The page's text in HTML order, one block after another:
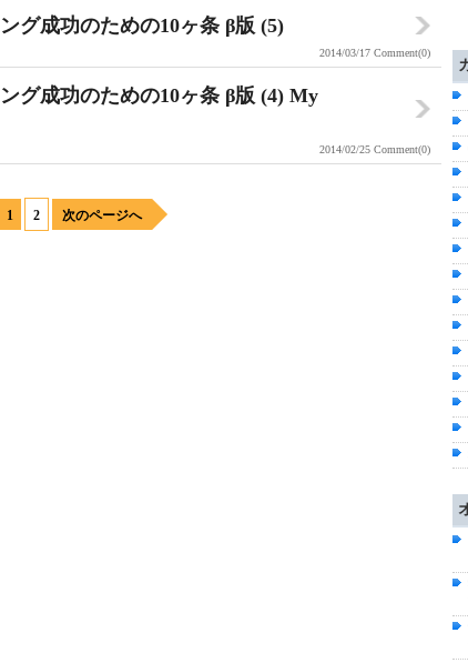
グ成功のための10ヶ条 β版 (5)
2014/03/17 Comment(0)
グ成功のための10ヶ条 β版 (4) My
2014/02/25 Comment(0)
1 2 次のページへ